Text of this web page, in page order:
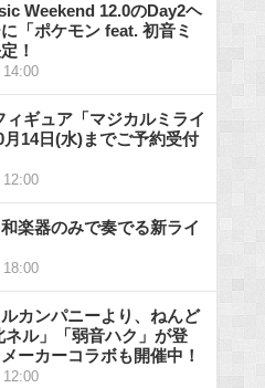
Weekend 12.0のDay2ヘ
「ポケモン feat. 初音ミ
！
ィギュア「マジカルミライ
月14日(水)までご予約受付
楽器のみで奏でる新ライ
カンパニーより、ねんど
ネル」「弱音ハク」が登
ーカーコラボも開催中！